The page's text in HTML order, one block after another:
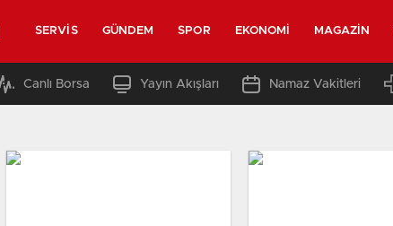
SERVIS GÜNDEM SPOR EKONOMI MAGAZIN
Canlı Borsa Yayın Akışları Namaz Vakitleri